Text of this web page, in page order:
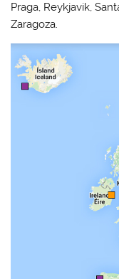
Praga, Reykjavik,
Zaragoza.